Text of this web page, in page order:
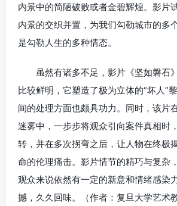
内景中的简陋破败或者金碧辉煌。影片
内景的交织并置，为我们勾勒城市的多
是勾勒人生的多种情态。
虽然有诸多不足，影片《坚如磐石
比较鲜明，它塑造了极为立体的“坏人”
间的处理方面也颇具功力。同时，该片
迷雾中，一步步将观众引向案件真相时
转，并在多次拐弯之后，让人物在终极
命的伦理痛击。影片情节的精巧与复杂
观众来说依然有一定的新意和情绪感染
撼，久久回味。（作者：复旦大学艺术